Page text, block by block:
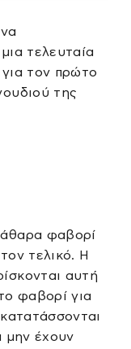
τελευταία
τον πρώτο
της
φαβορί
τελικό. Η
αυτή
φαβορί για
μην έχουν